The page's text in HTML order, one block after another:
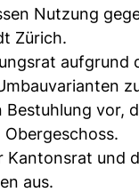
Nutzung
Zürich.
aufgrund
vor,
und
aus.